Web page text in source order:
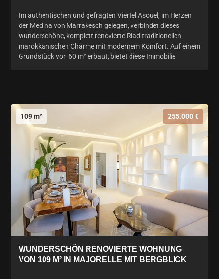
Im authentischen und gefragten Viertel Asouel, im Herzen
der Medina von Marrakesch gelegen, verbindet dieses
wunderschöne, komplett renovierte Riad traditionellen
marokkanischen Charme mit modernem Komfort. Auf einem
Grundstück von 60 m² erbaut, bietet diese Immobilie
109 m² 255.000 €
WUNDERSCHÖN RENOVIERTE WOHNUNG
VON 109 M² IN MAJORELLE MIT BERGBLICK